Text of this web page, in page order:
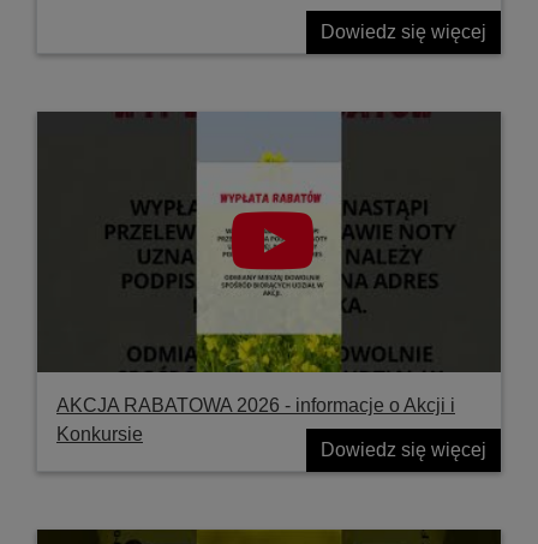
Dowiedz się więcej
AKCJA RABATOWA 2026 - informacje o Akcji i
Konkursie
Dowiedz się więcej